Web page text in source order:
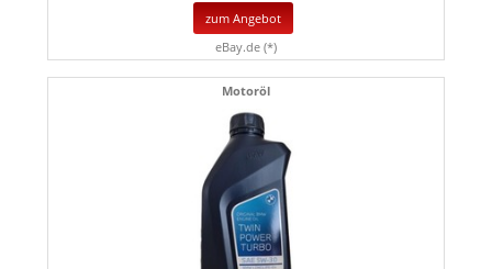
zum Angebot
eBay.de (*)
Motoröl